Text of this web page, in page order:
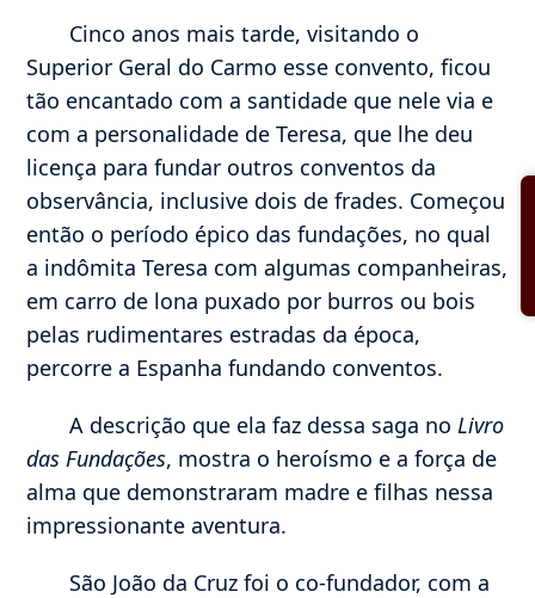
Cinco anos mais tarde, visitando o
Superior Geral do Carmo esse convento, ficou
tão encantado com a santidade que nele via e
com a personalidade de Teresa, que lhe deu
licença para fundar outros conventos da
observância, inclusive dois de frades. Começou
então o período épico das fundações, no qual
a indômita Teresa com algumas companheiras,
em carro de lona puxado por burros ou bois
pelas rudimentares estradas da época,
percorre a Espanha fundando conventos.
A descrição que ela faz dessa saga no Livro
das Fundações, mostra o heroísmo e a força de
alma que demonstraram madre e filhas nessa
impressionante aventura.
São João da Cruz foi o co-fundador, com a